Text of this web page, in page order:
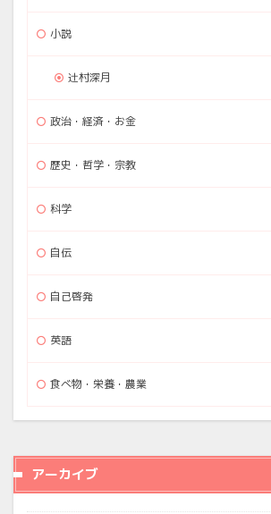
小説
辻村深月
政治・経済・お金
歴史・哲学・宗教
科学
自伝
自己啓発
英語
食べ物・栄養・農業
アーカイブ